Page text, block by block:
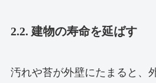
2.2. 建物の寿命を延ばす
汚れや苔が外壁にたまると、